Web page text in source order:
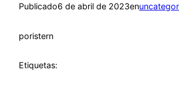
Publicado6 de abril de 2023en
poristern
Etiquetas: